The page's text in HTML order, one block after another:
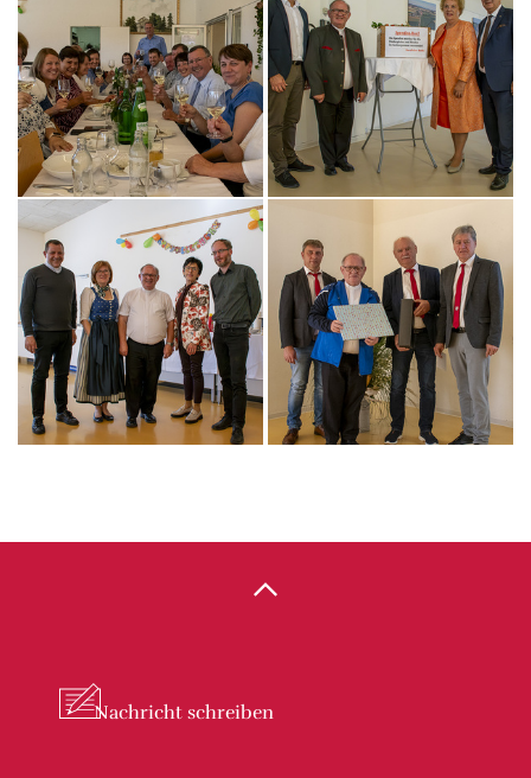
Nachricht schreiben